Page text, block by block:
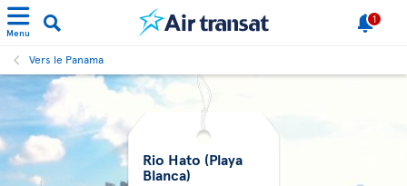
Menu
1
Vers le Panama
Rio Hato (Playa
Blanca)